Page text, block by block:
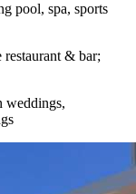
pool, spa, sports
& bar;
weddings,